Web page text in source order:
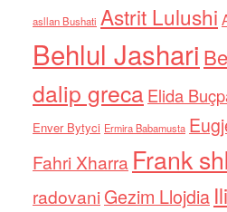
asllan Bushati Astrit Lulushi
Behlul Jashari
dalip grecaElida
Enver Bytyci Ermira Babamusta
Fahri Xharra Frank
radovaniGezim Llojdia